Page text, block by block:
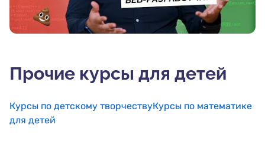
Прочие курсы для детей
Курсы по детскому творчествуКурсы по математике
для детей